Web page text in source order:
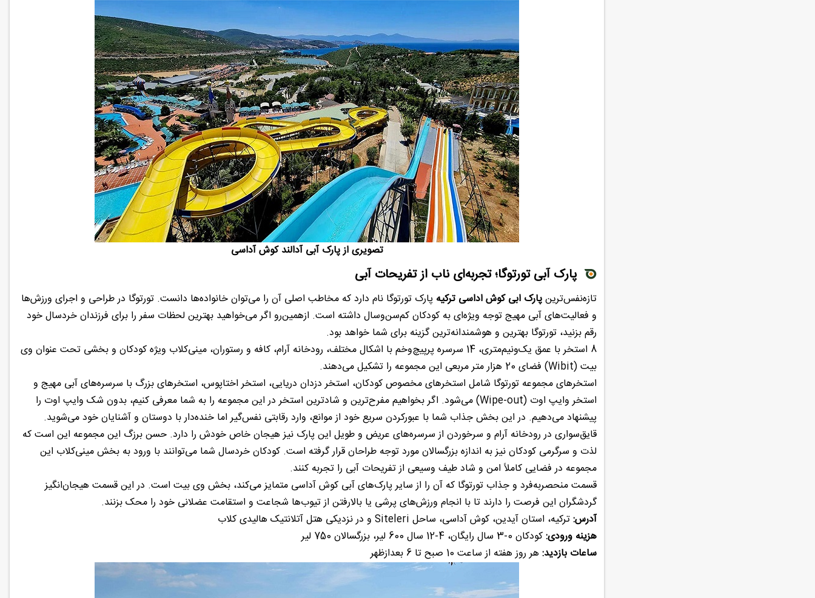
تصویری از پارک آبی آدالند کوش آداسی
پارک آبی تورتوگا؛ تجربه‌ای ناب از تفریحات آبی
تازه‌نفس‌ترینپارک ابی کوش اداسی ترکیه پارک تورتوگا نام دارد که مخاطب اصلی آن را می‌توان خانواده‌ها دانست. تورتوگا در طراحی و اجرای ورزش‌ها
و فعالیت‌های آبی مهیج توجه ویژه‌ای به کودکان کم‌سن‌وسال داشته است. ازهمین‌رو اگر می‌خواهید بهترین لحظات سفر را برای فرزندان خردسال خود
رقم بزنید، تورتوگا بهترین و هوشمندانه‌ترین گزینه برای شما خواهد بود.
8 استخر با عمق یک‌ونیم‌متری، 14 سرسره پرپیچ‌وخم با اشکال مختلف، رودخانه آرام، کافه و رستوران، مینی‌کلاب ویژه کودکان و بخشی تحت عنوان وی
بیت (Wibit) فضای 20 هزار متر مربعی این مجموعه را تشکیل می‌دهند.
استخرهای مجموعه تورتوگا شامل استخرهای مخصوص کودکان، استخر دزدان دریایی، استخر اختاپوس، استخرهای بزرگ با سرسره‌های آبی مهیج و
استخر وایپ اوت (Wipe-out) می‌شود. اگر بخواهیم مفرح‌ترین و شادترین استخر در این مجموعه را به شما معرفی کنیم، بدون شک وایپ اوت را
پیشنهاد می‌دهیم. در این بخش جذاب شما با عبورکردن سریع خود از موانع، وارد رقابتی نفس‌گیر اما خنده‌دار با دوستان و آشنایان خود می‌شوید.
قایق‌سواری در رودخانه آرام و سرخوردن از سرسره‌های عریض و طویل این پارک نیز هیجان خاص خودش را دارد. حسن برزگ این مجموعه این است که
لذت و سرگرمی کودکان نیز به اندازه بزرگسالان مورد توجه طراحان قرار گرفته است. کودکان خردسال شما می‌توانند با ورود به بخش مینی‌کلاب این
مجموعه در فضایی کاملاً امن و شاد طیف وسیعی از تفریحات آبی را تجربه کنند.
قسمت منحصربه‌فرد و جذاب تورتوگا که آن را از سایر پارک‌های آبی کوش آداسی متمایز می‌کند، بخش وی بیت است. در این قسمت هیجان‌انگیز
گردشگران این فرصت را دارند تا با انجام ورزش‌های پرشی یا بالارفتن از تیوب‌ها شجاعت و استقامت عضلانی خود را محک بزنند.
آدرس:ترکیه، استان آیدین، کوش آداسی، ساحل Siteleri و در نزدیکی هتل آتلانتیک هالیدی کلاب
هزینه ورودی:کودکان 0-3 سال رایگان، 4-12 سال 600 لیر، بزرگسالان 750 لیر
ساعات بازدید: هر روز هفته از ساعت 10 صبح تا 6 بعدازظهر